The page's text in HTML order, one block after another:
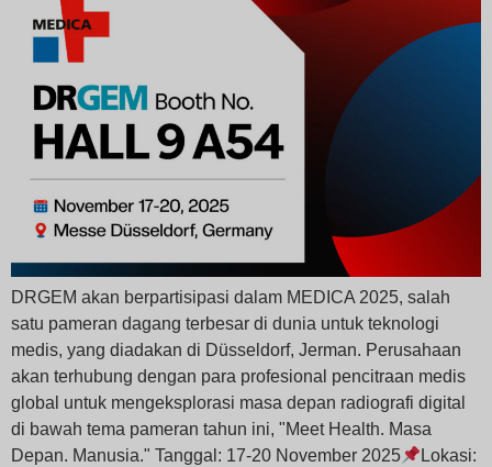
DRGEM akan berpartisipasi dalam MEDICA 2025, salah
satu pameran dagang terbesar di dunia untuk teknologi
medis, yang diadakan di Düsseldorf, Jerman. Perusahaan
akan terhubung dengan para profesional pencitraan medis
global untuk mengeksplorasi masa depan radiografi digital
di bawah tema pameran tahun ini, "Meet Health. Masa
Depan. Manusia." Tanggal: 17-20 November 2025
Lokasi: